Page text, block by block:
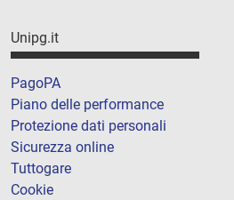
Unipg.it
PagoPA
Piano delle performance
Protezione dati personali
Sicurezza online
Tuttogare
Cookie